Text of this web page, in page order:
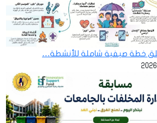
خطة صيفية شاملة للأنشطة…